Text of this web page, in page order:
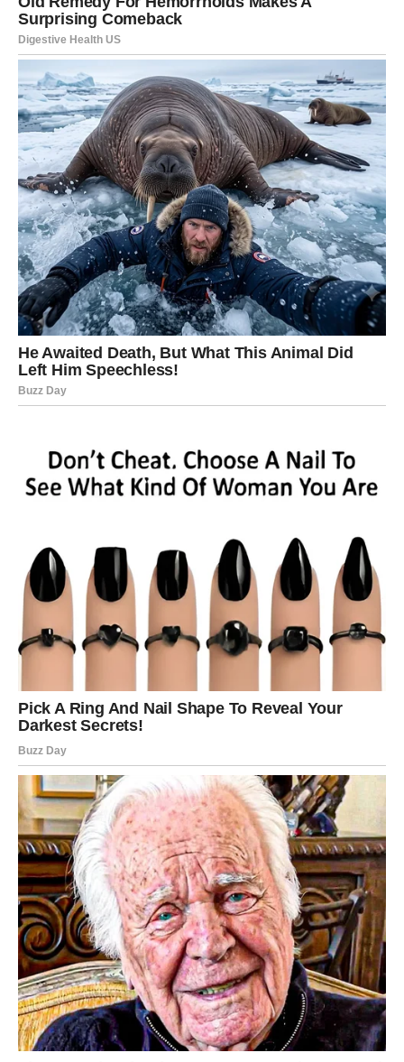
Slobodni Jarčevi mogu saznati da neko iz njihove blizine
već dugo gaji emocije prema njima. Osoba koja vam je
bliska možda je dugo ćutala, ali sada može pronaći
hrabrost da pokaže svoja osećanja.
POSAO – RAZOTKRIVANJE I
PRAVA SLIKA
Na poslovnom planu Jarčevi mogu doći do važnih
informacija. Možda ćete saznati nešto o planovima na
poslu, o namerama nekog saradnika ili o situaciji koja se
razvijala iza kulisa.
Jarac je znak koji je poznat po svojoj odgovornosti i
izdrzljivosti. Vi radite mnogo i ozbiljno pristupate svojim
neko pokušava da umanji vaš trud ili da prisvoji vaše
zasluge, sada može doći do situacije koja otkriva istinu.
trenutak za nagle poteze ili poverenje u obećanja koja
nisu dovoljno jasna. Važno je da se oslonite na činjenice i
da pažljivo procenite svaku odluku.
UNUTRAŠNJA ISTINA –
VREDNOSTI
Najveća istina koja dolazi za Jarčeve u ovom periodu tiče
se njihove sopstvene vrednosti. Mnogi pripadnici ovog
znaka će shvatiti da su predugo tolerisali ponašanje ljudi
koji nisu znali da cene njihovu odanost i trud.
Ovo je trenutak kada Jarac prestaje da daje šanse onima
koji su ih mnogo puta izneverili. Vi shvatate da vaša
snaga nije samo u izdržljivosti – već i u sposobnosti da se
udaljite od svega što vam ne donosi poštovanje i mir.